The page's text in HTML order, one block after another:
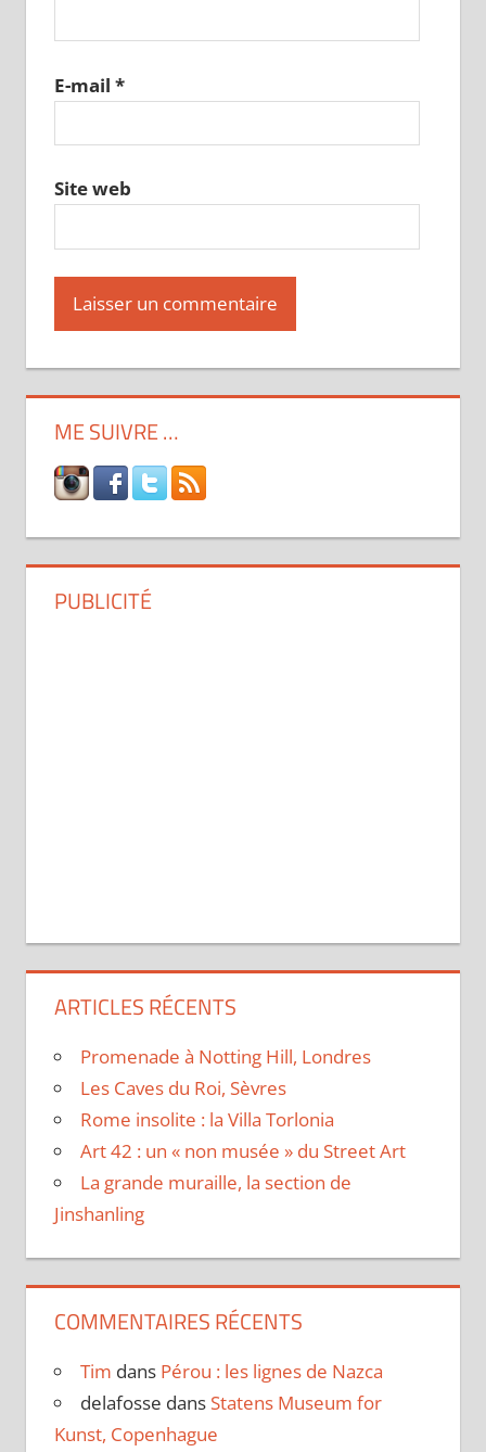
E-mail *
Site web
ME SUIVRE …
PUBLICITÉ
ARTICLES RÉCENTS
Promenade à Notting Hill, Londres
Les Caves du Roi, Sèvres
Rome insolite : la Villa Torlonia
Art 42 : un « non musée » du Street Art
La grande muraille, la section de
Jinshanling
COMMENTAIRES RÉCENTS
Tim dans Pérou : les lignes de Nazca
delafosse dans Statens Museum for
Kunst, Copenhague